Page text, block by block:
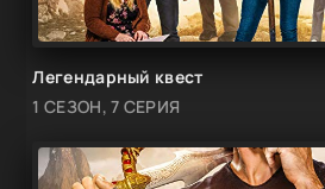
Легендарный квест
1 СЕЗОН, 7 СЕРИЯ